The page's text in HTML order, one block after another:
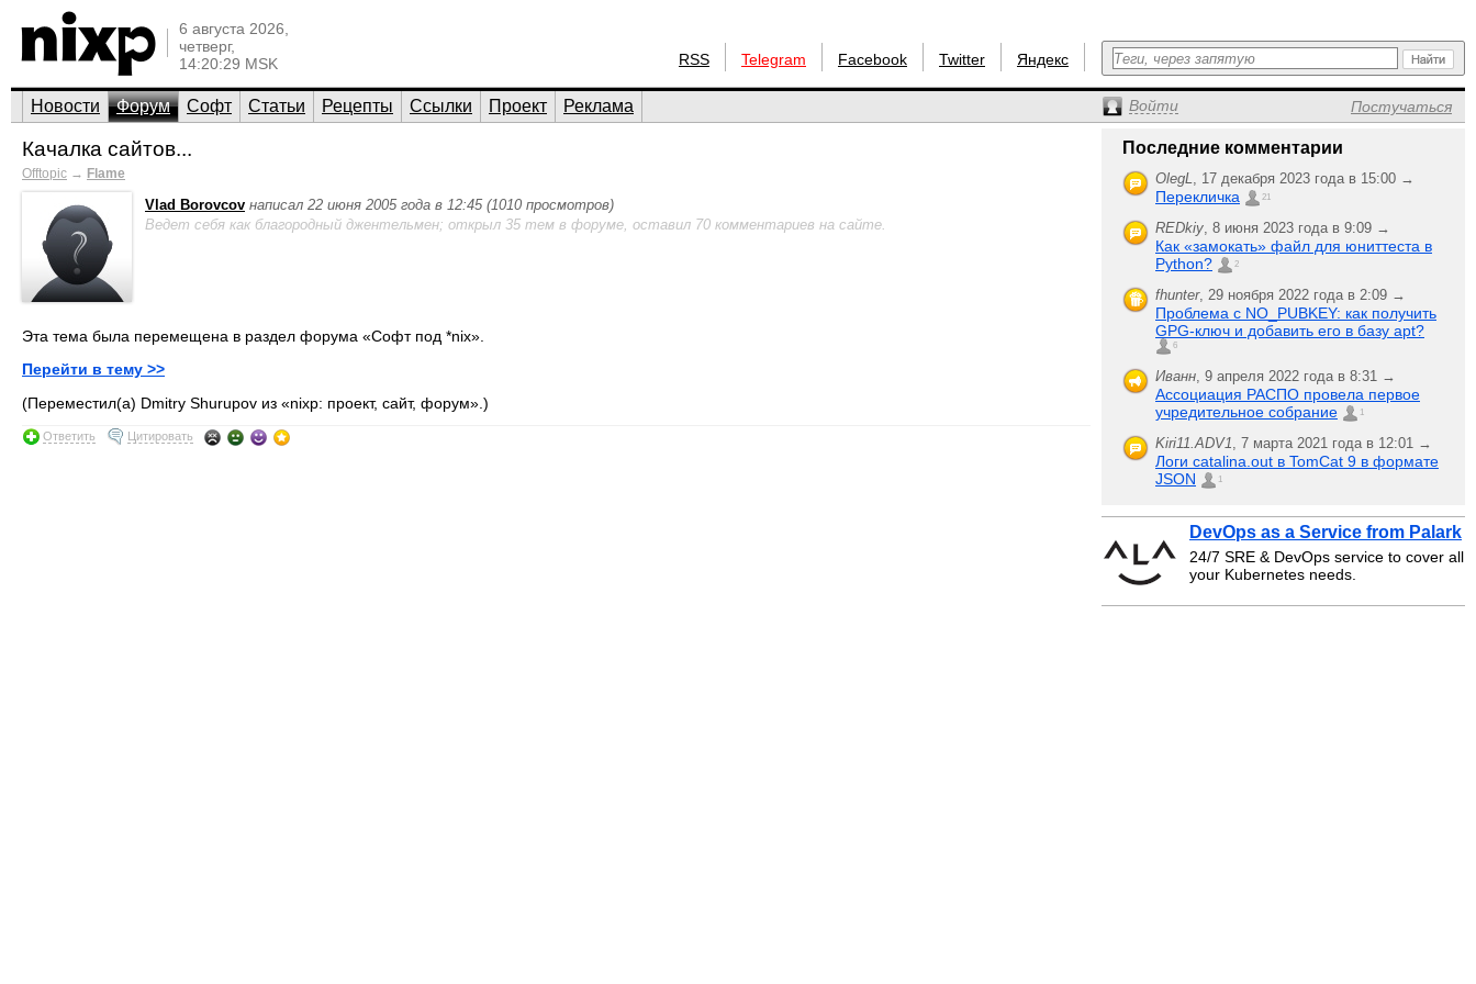
6 августа 2026,
четверг,
14:20:29 MSK
RSS Telegram Facebook Twitter Яндекс
Новости Форум Софт Статьи Рецепты Ссылки Проект Реклама Войти Постучаться
Качалка сайтов...
Offtopic → Flame
Vlad Borovcov написал 22 июня 2005 года в 12:45 (1010 просмотров)
Ведет себя как благородный джентельмен; открыл 35 тем в форуме, оставил 70 комментариев на сайте.
Эта тема была перемещена в раздел форума «Софт под *nix».
Перейти в тему >>
(Переместил(а) Dmitry Shurupov из «nixp: проект, сайт, форум».)
Ответить Цитировать
Последние комментарии
OlegL, 17 декабря 2023 года в 15:00 →
Перекличка 21
REDkiy, 8 июня 2023 года в 9:09 →
Как «замокать» файл для юниттеста в
Python?
2
fhunter, 29 ноября 2022 года в 2:09 →
Проблема с NO_PUBKEY: как получить
GPG-ключ и добавить его в базу apt?
6
Иванн, 9 апреля 2022 года в 8:31 →
Ассоциация РАСПО провела первое
учредительное собрание
1
Kiri11.ADV1, 7 марта 2021 года в 12:01 →
Логи catalina.out в TomCat 9 в формате
JSON
1
DevOps as a Service from Palark
24/7 SRE & DevOps service to cover all
your Kubernetes needs.